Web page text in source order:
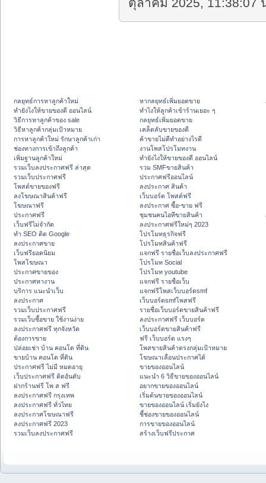
ตุลาคม 2025, 11:38:07
กลยุทธ์การหาลูกค้าใหม่
ทํายังไงให้ขายของดี ออนไลน์
วิธีการหาลูกค้าของ sale
วิธีหาลูกค้ากลุ่มเป้าหมาย
การหาลูกค้าใหม่ รักษาลูกค้าเก่า
ช่องทางการเข้าถึงลูกค้า
เพิ่มฐานลูกค้าใหม่
รวมเว็บลงประกาศฟรี ล่าสุด
รวมเว็บประกาศฟรี
โพสต์ขายของฟรี
ลงโฆษณาสินค้าฟรี
โฆษณาฟรี
ประกาศฟรี
เว็บฟรีไม่จำกัด
ทำ SEO ติด Google
ลงประกาศขาย
เว็บฟรียอดนิยม
โพสโฆษณา
ประกาศขายของ
ประกาศหางาน
บริการ แนะนำเว็บ
ลงประกาศ
รวมเว็บประกาศฟรี
รวมเว็บซื้อขาย ใช้งานง่าย
ลงประกาศฟรี ทุกจังหวัด
ต้องการขาย
ปล่อยเช่า บ้าน คอนโด ที่ดิน
ขายบ้าน คอนโด ที่ดิน
ประกาศฟรี ไม่มี หมดอายุ
เว็บประกาศฟรี ติดอันดับ
ฝากร้านฟรี โพ ส ฟรี
ลงประกาศฟรี กรุงเทพ
ลงประกาศฟรี ทั่วไทย
ลงประกาศโฆษณาฟรี
ลงประกาศฟรี 2023
รวมเว็บลงประกาศฟรี
หากลยุทธ์เพิ่มยอดขาย
ทําไงให้ลูกค้าเข้าร้านเยอะ ๆ
กลยุทธ์เพิ่มยอดขาย
เคล็ดลับขายของดี
ค้าขายไม่ดีทำอย่างไรดี
งานโพสโปรโมทงาน
ทํายังไงให้ขายของดี ออนไลน์
รวม SMFขายสินค้า
ประกาศฟรีออนไลน์
ลงประกาศ สินค้า
เว็บบอร์ด โพสต์ฟรี
ลงประกาศ ซื้อ-ขาย ฟรี
ชุมชนคนไอทีขายสินค้า
ลงประกาศฟรีใหม่ๆ 2023
โปรโมทธุรกิจฟรี
โปรโมทสินค้าฟรี
แจกฟรี รายชื่อเว็บลงประกาศฟรี
โปรโมท Social
โปรโมท youtube
แจกฟรี รายชื่อเว็บ
แจกฟรีโพสเว็บบอร์ดsmf
เว็บบอร์ดsmfโพสฟรี
รายชื่อเว็บบอร์ดขายสินค้าฟรี
ลงประกาศฟรี เว็บบอร์ด
เว็บบอร์ดขายสินค้าฟรี
ฟรี เว็บบอร์ด แรงๆ
โพสขายสินค้าตรงกลุ่มเป้าหมาย
โฆษณาเลื่อนประกาศได้
ขายของออนไลน์
แนะนำ 6 วิธีขายของออนไลน์
อยากขายของออนไลน์
เริ่มต้นขายของออนไลน์
ขายของออนไลน์ เริ่มยังไง
ชี้ช่องขายของออนไลน์
การขายของออนไลน์
สร้างเว็บฟรีประกาศ